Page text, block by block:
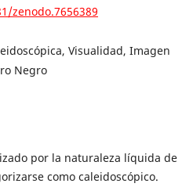
zenodo.7656389
Visualidad, Imagen
Negro
por la naturaleza líquida de
como caleidoscópico.